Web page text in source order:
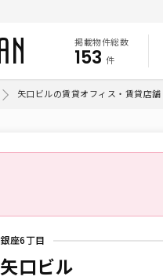
掲載物件総数
153 件
矢口ビルの賃貸オフィス・賃貸店舗
銀座6丁目
矢口ビル